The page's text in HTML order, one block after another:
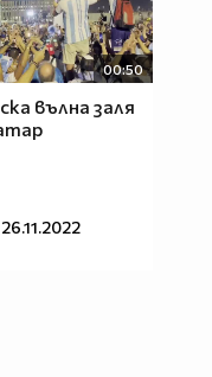
00:50
вълна заля
26.11.2022